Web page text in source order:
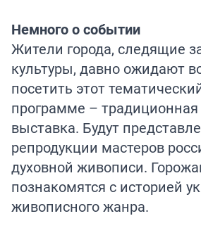
Немного о событии
Жители города, следящие
культуры, давно ожидают
посетить этот
программе –
выставка. Будут
репродукции мастеров
духовной живописи.
познакомятся с историей
живописного жанра.